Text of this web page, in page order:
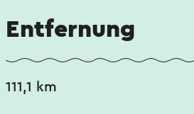
Entfernung
111,1 km